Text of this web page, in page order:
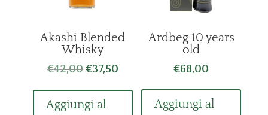
Akashi Blended
Whisky
€42,00 Il
originale
€37,50Il
Aggiungi al
Ardbeg 10 years
old
€68,00
Aggiungi al